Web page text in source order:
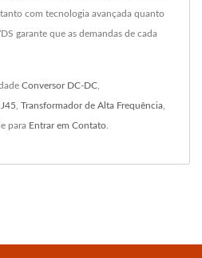
com tecnologia avançada quanto
garante que as demandas de cada
Conversor DC-DC
Transformador de Alta Frequência
para Entrar em Contato